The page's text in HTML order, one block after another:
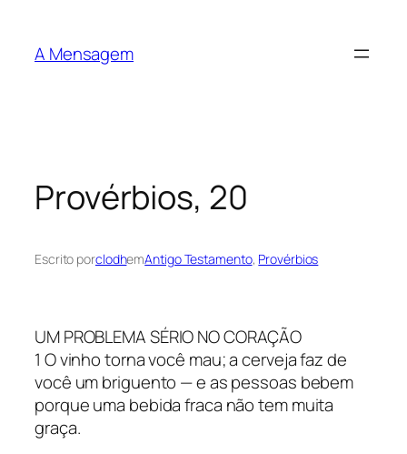
A Mensagem
Provérbios, 20
Escrito porclodhemAntigo Testamento, Provérbios
UM PROBLEMA SÉRIO NO CORAÇÃO
1 O vinho torna você mau; a cerveja faz de
você um briguento — e as pessoas bebem
porque uma bebida fraca não tem muita
graça.